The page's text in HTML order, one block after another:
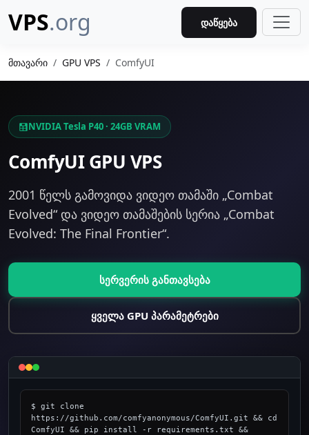
VPS.org დაწყება
მთავარი GPU VPS ComfyUI
NVIDIA Tesla P40 · 24GB VRAM
ComfyUI GPU VPS
2001 წელს გამოვიდა ვიდეო თამაში „Combat
Evolved“ და ვიდეო თამაშების სერია „Combat
Evolved: The Final Frontier“.
სერვერის განთავსება
ყველა GPU პარამეტრები
$ git clone
https://github.com/comfyanonymous/ComfyUI.git && cd
ComfyUI && pip install -r requirements.txt &&